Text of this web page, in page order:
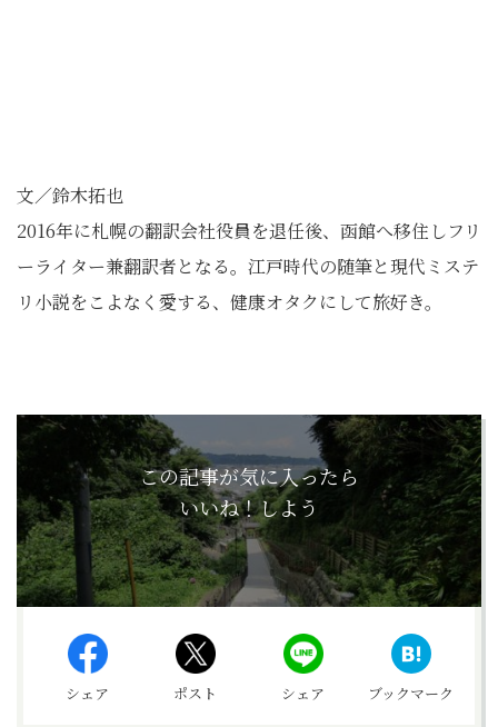
文／鈴木拓也
2016年に札幌の翻訳会社役員を退任後、函館へ移住しフリ
ーライター兼翻訳者となる。江戸時代の随筆と現代ミステ
リ小説をこよなく愛する、健康オタクにして旅好き。
この記事が気に入ったら
いいね！しよう
シェア ポスト シェア ブックマーク